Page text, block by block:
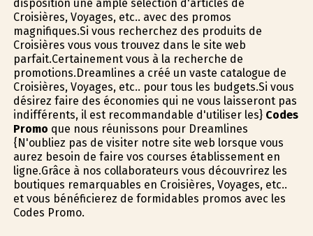
disposition une ample sélection d'articles de
Croisières, Voyages, etc.. avec des promos
magnifiques.Si vous recherchez des produits de
Croisières vous vous trouvez dans le site web
parfait.Certainement vous à la recherche de
promotions.Dreamlines a créé un vaste catalogue de
Croisières, Voyages, etc.. pour tous les budgets.Si vous
désirez faire des économies qui ne vous laisseront pas
indifférents, il est recommandable d'utiliser les} Codes
Promo que nous réunissons pour Dreamlines
{N'oubliez pas de visiter notre site web lorsque vous
aurez besoin de faire vos courses établissement en
ligne.Grâce à nos collaborateurs vous découvrirez les
boutiques remarquables en Croisières, Voyages, etc..
et vous bénéficierez de formidables promos avec les
Codes Promo.